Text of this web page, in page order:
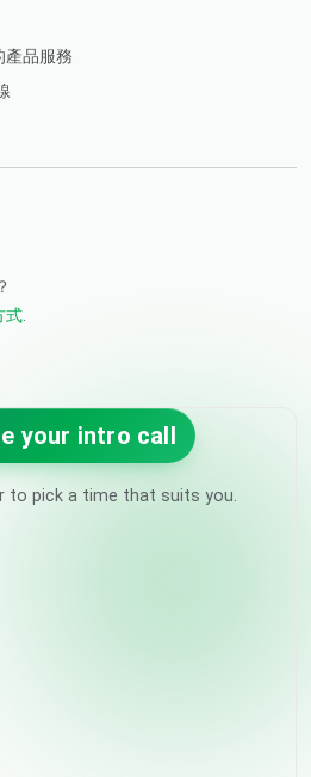
產品服務
式.
your intro call
to pick a time that suits you.